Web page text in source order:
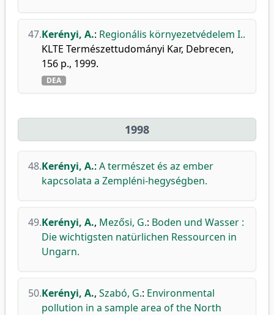
47.Kerényi, A.: Regionális környezetvédelem I..
KLTE Természettudományi Kar, Debrecen,
156 p., 1999.
DEA
1998
48.Kerényi, A.: A természet és az ember
kapcsolata a Zempléni-hegységben.
49.Kerényi, A., Mezősi, G.: Boden und Wasser :
Die wichtigsten natürlichen Ressourcen in
Ungarn.
50.Kerényi, A., Szabó, G.: Environmental
pollution in a sample area of the North